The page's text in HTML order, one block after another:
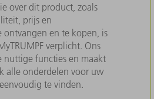
over dit product, zoals
prijs en
ontvangen en te kopen, is
verplicht. Ons
nuttige functies en maakt
alle onderdelen voor uw
te vinden.